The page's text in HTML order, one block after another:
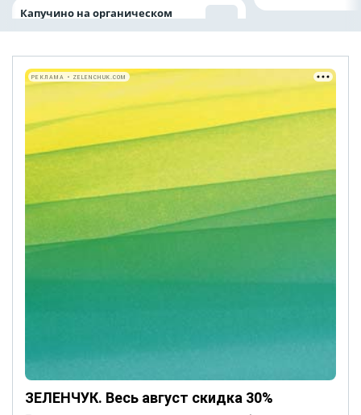
Капучино на органическом
ЗЕЛЕНЧУК. Весь август скидка 30%
РЕКЛАМА • ZELENCHUK.COM